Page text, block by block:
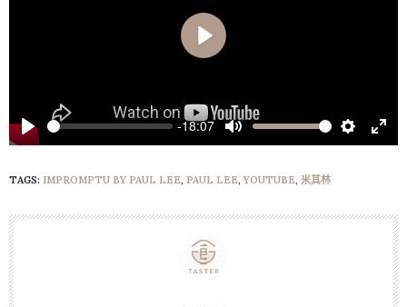
Play
-18:07
Mute Settings
Play
TAGS: IMPROMPTU BY PAUL LEE, PAUL LEE,YOUTUBE, 米其林